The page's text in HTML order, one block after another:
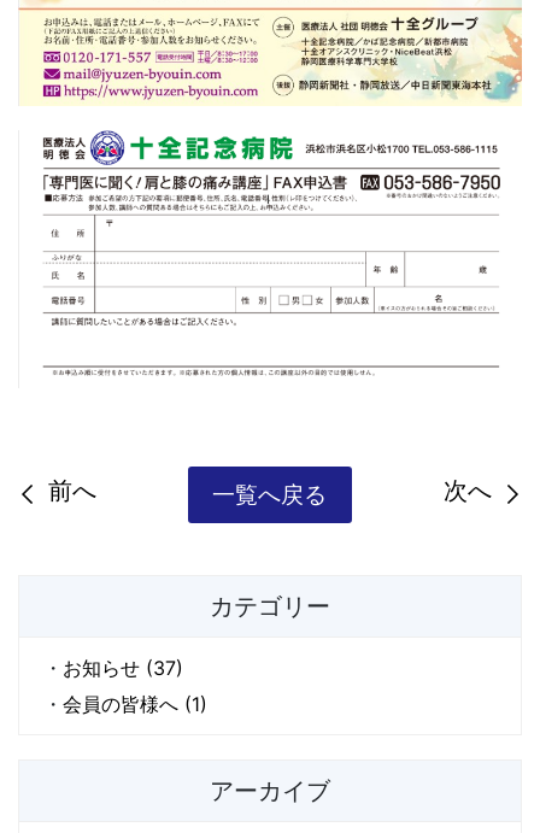
前へ 一覧へ戻る 次へ
カテゴリー
お知らせ (37)
会員の皆様へ (1)
アーカイブ